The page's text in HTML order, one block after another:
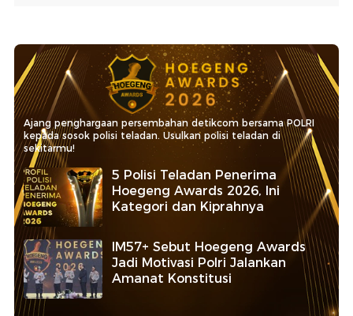
Ajang penghargaan persembahan detikcom bersama POLRI
kepada sosok polisi teladan. Usulkan polisi teladan di
sekitarmu!
5 Polisi Teladan Penerima
Hoegeng Awards 2026, Ini
Kategori dan Kiprahnya
IM57+ Sebut Hoegeng Awards
Jadi Motivasi Polri Jalankan
Amanat Konstitusi